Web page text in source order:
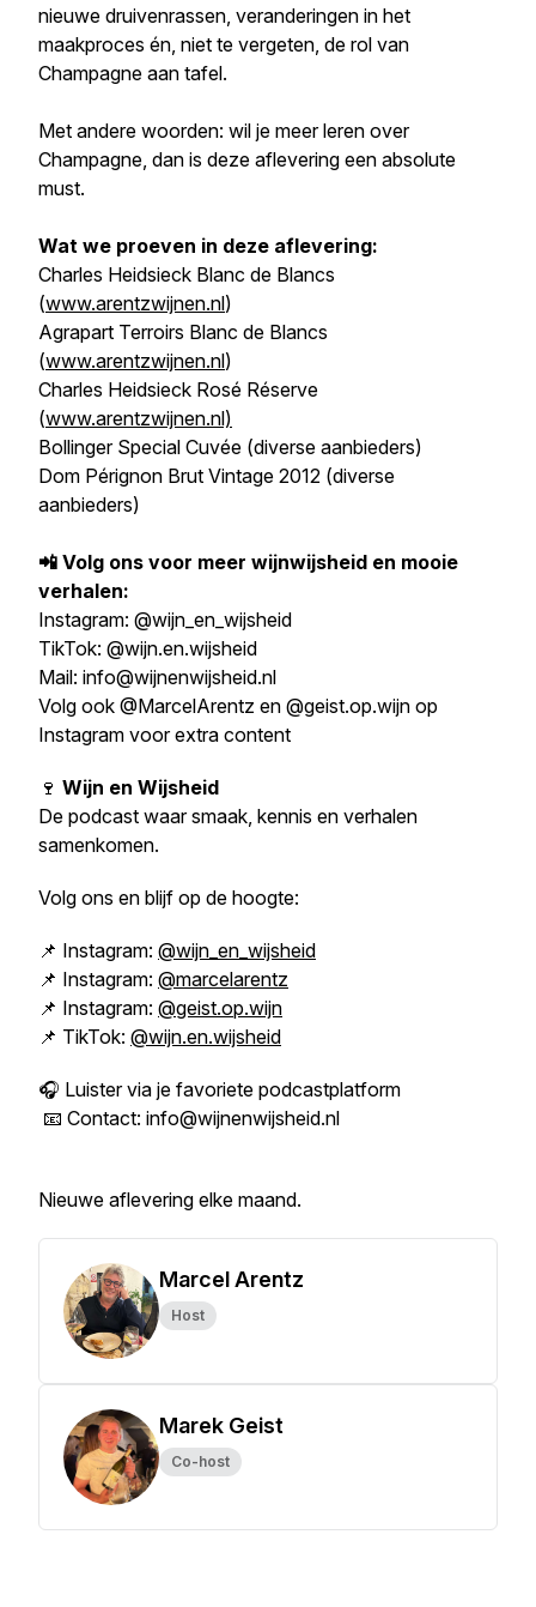
nieuwe druivenrassen, veranderingen in het
maakproces én, niet te vergeten, de rol van
Champagne aan tafel.
Met andere woorden: wil je meer leren over
Champagne, dan is deze aflevering een absolute
must.
Wat we proeven in deze aflevering:
Charles Heidsieck Blanc de Blancs
(www.arentzwijnen.nl)
Agrapart Terroirs Blanc de Blancs
(www.arentzwijnen.nl)
Charles Heidsieck Rosé Réserve
(www.arentzwijnen.nl)
Bollinger Special Cuvée (diverse aanbieders)
Dom Pérignon Brut Vintage 2012 (diverse
aanbieders)
📲 Volg ons voor meer wijnwijsheid en mooie
verhalen:
Instagram: @wijn_en_wijsheid
TikTok: @wijn.en.wijsheid
Mail: info@wijnenwijsheid.nl
Volg ook @MarcelArentz en @geist.op.wijn op
Instagram voor extra content
🍷 Wijn en Wijsheid
De podcast waar smaak, kennis en verhalen
samenkomen.
Volg ons en blijf op de hoogte:
📌 Instagram: @wijn_en_wijsheid
📌 Instagram: @marcelarentz
📌 Instagram: @geist.op.wijn
📌 TikTok: @wijn.en.wijsheid
🎧 Luister via je favoriete podcastplatform
📧 Contact: info@wijnenwijsheid.nl
Nieuwe aflevering elke maand.
Marcel Arentz
Host
Marek Geist
Co-host